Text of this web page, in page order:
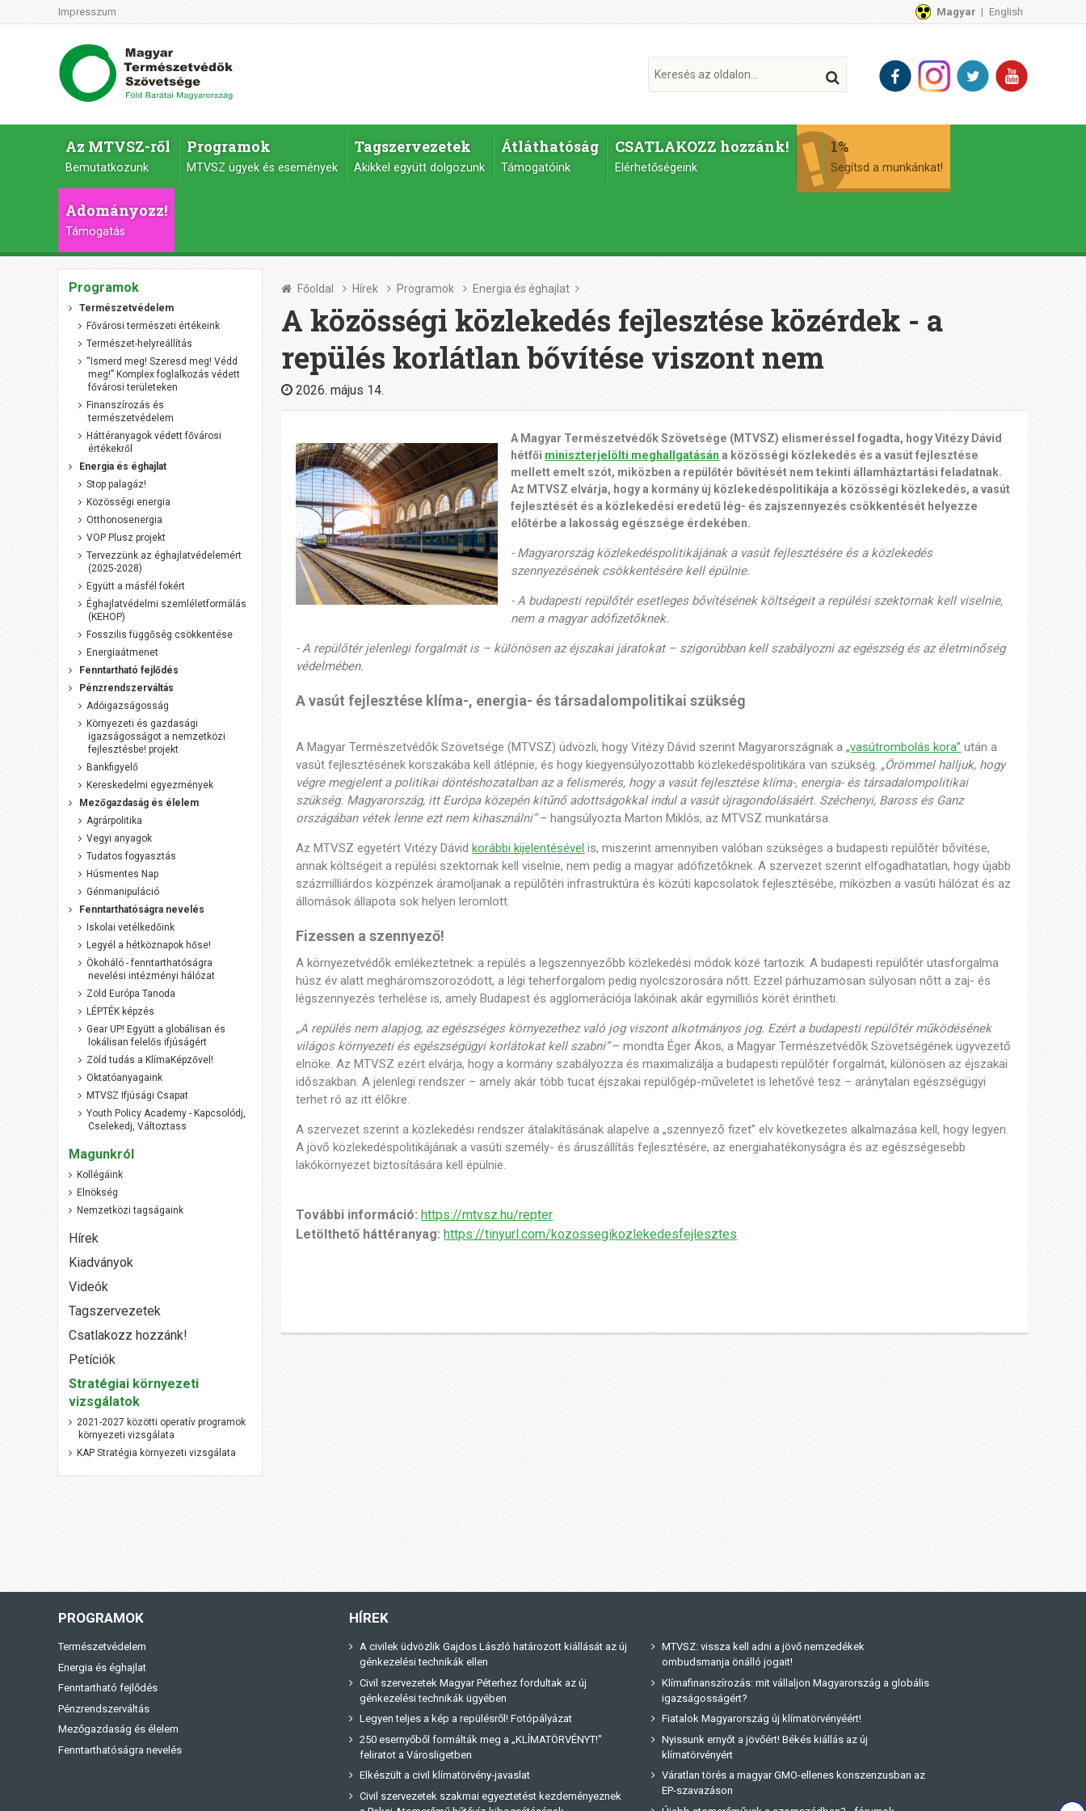
Impresszum Magyar English
Az MTVSZ-ről
Bemutatkozunk
Programok
MTVSZ ügyek és események
Tagszervezetek
Akikkel együtt dolgozunk
Átláthatóság
Támogatóink
CSATLAKOZZ hozzánk!
Elérhetőségeink
1%
Segítsd a munkánkat!
Adományozz!
Támogatás
Főoldal Hírek Programok Energia és éghajlat
A közösségi közlekedés fejlesztése közérdek - a
repülés korlátlan bővítése viszont nem
2026. május 14.
A Magyar Természetvédők Szövetsége (MTVSZ) elismeréssel fogadta, hogy Vitézy Dávid
hétfői miniszterjelölti meghallgatásán a közösségi közlekedés és a vasút fejlesztése
mellett emelt szót, miközben a repülőtér bővítését nem tekinti államháztartási feladatnak.
Az MTVSZ elvárja, hogy a kormány új közlekedéspolitikája a közösségi közlekedés, a vasút
fejlesztését és a közlekedési eredetű lég- és zajszennyezés csökkentését helyezze
előtérbe a lakosság egészsége érdekében.
- Magyarország közlekedéspolitikájának a vasút fejlesztésére és a közlekedés
szennyezésének csökkentésére kell épülnie.
- A budapesti repülőtér esetleges bővítésének költségeit a repülési szektornak kell viselnie,
nem a magyar adófizetőknek.
- A repülőtér jelenlegi forgalmát is – különösen az éjszakai járatokat – szigorúbban kell szabályozni az egészség és az életminőség
védelmében.
A vasút fejlesztése klíma-, energia- és társadalompolitikai szükség
A Magyar Természetvédők Szövetsége (MTVSZ) üdvözli, hogy Vitézy Dávid szerint Magyarországnak a„vasútrombolás kora” után a
vasút fejlesztésének korszakába kell átlépnie, és hogy kiegyensúlyozottabb közlekedéspolitikára van szükség. „Örömmel halljuk, hogy
végre megjelent a politikai döntéshozatalban az a felismerés, hogy a vasút fejlesztése klíma-, energia- és társadalompolitikai
szükség. Magyarország, itt Európa közepén kitűnő adottságokkal indul a vasút újragondolásáért. Széchenyi, Baross és Ganz
országában vétek lenne ezt nem kihasználni”– hangsúlyozta Marton Miklós, az MTVSZ munkatársa.
Az MTVSZ egyetért Vitézy Dávidkorábbi kijelentésével is, miszerint amennyiben valóban szükséges a budapesti repülőtér bővítése,
annak költségeit a repülési szektornak kell viselnie, nem pedig a magyar adófizetőknek. A szervezet szerint elfogadhatatlan, hogy újabb
százmilliárdos közpénzek áramoljanak a repülőtéri infrastruktúra és közúti kapcsolatok fejlesztésébe, miközben a vasúti hálózat és az
állomások állapota sok helyen leromlott.
Fizessen a szennyező!
A környezetvédők emlékeztetnek: a repülés a legszennyezőbb közlekedési módok közé tartozik. A budapesti repülőtér utasforgalma
húsz év alatt megháromszorozódott, a légi teherforgalom pedig nyolcszorosára nőtt. Ezzel párhuzamosan súlyosan nőtt a zaj- és
légszennyezés terhelése is, amely Budapest és agglomerációja lakóinak akár egymilliós körét érintheti.
„A repülés nem alapjog, az egészséges környezethez való jog viszont alkotmányos jog. Ezért a budapesti repülőtér működésének
világos környezeti és egészségügyi korlátokat kell szabni”– mondta Éger Ákos, a Magyar Természetvédők Szövetségének ügyvezető
elnöke. Az MTVSZ ezért elvárja, hogy a kormány szabályozza és maximalizálja a budapesti repülőtér forgalmát, különösen az éjszakai
időszakban. A jelenlegi rendszer – amely akár több tucat éjszakai repülőgép-műveletet is lehetővé tesz – aránytalan egészségügyi
terhet ró az itt élőkre.
A szervezet szerint a közlekedési rendszer átalakításának alapelve a „szennyező fizet” elv következetes alkalmazása kell, hogy legyen.
A jövő közlekedéspolitikájának a vasúti személy- és áruszállítás fejlesztésére, az energiahatékonyságra és az egészségesebb
lakókörnyezet biztosítására kell épülnie.
További információ:https://mtvsz.hu/repter
Letölthető háttéranyag: https://tinyurl.com/kozossegikozlekedesfejlesztes
Programok
Természetvédelem
Fővárosi természeti értékeink
Természet-helyreállítás
“Ismerd meg! Szeresd meg! Védd
meg!” Komplex foglalkozás védett
fővárosi területeken
Finanszírozás és
természetvédelem
Háttéranyagok védett fővárosi
értékekről
Energia és éghajlat
Stop palagáz!
Közösségi energia
Otthonosenergia
VOP Plusz projekt
Tervezzünk az éghajlatvédelemért
(2025-2028)
Együtt a másfél fokért
Éghajlatvédelmi szemléletformálás
(KEHOP)
Fosszilis függőség csökkentése
Energiaátmenet
Fenntartható fejlődés
Pénzrendszerváltás
Adóigazságosság
Környezeti és gazdasági
igazságosságot a nemzetközi
fejlesztésbe! projekt
Bankfigyelő
Kereskedelmi egyezmények
Mezőgazdaság és élelem
Agrárpolitika
Vegyi anyagok
Tudatos fogyasztás
Húsmentes Nap
Génmanipuláció
Fenntarthatóságra nevelés
Iskolai vetélkedőink
Legyél a hétköznapok hőse!
Ökoháló - fenntarthatóságra
nevelési intézményi hálózat
Zöld Európa Tanoda
LÉPTÉK képzés
Gear UP! Együtt a globálisan és
lokálisan felelős ifjúságért
Zöld tudás a KlímaKépzővel!
Oktatóanyagaink
MTVSZ Ifjúsági Csapat
Youth Policy Academy - Kapcsolódj,
Cselekedj, Változtass
Magunkról
Kollégáink
Elnökség
Nemzetközi tagságaink
Hírek
Kiadványok
Videók
Tagszervezetek
Csatlakozz hozzánk!
Petíciók
Stratégiai környezeti
vizsgálatok
2021-2027 közötti operatív programok
környezeti vizsgálata
KAP Stratégia környezeti vizsgálata
PROGRAMOK
Természetvédelem
Energia és éghajlat
Fenntartható fejlődés
Pénzrendszerváltás
Mezőgazdaság és élelem
Fenntarthatóságra nevelés
HÍREK
A civilek üdvözlik Gajdos László határozott kiállását az új
génkezelési technikák ellen
Civil szervezetek Magyar Péterhez fordultak az új
génkezelési technikák ügyében
Legyen teljes a kép a repülésről! Fotópályázat
250 esernyőből formálták meg a „KLÍMATÖRVÉNYT!"
feliratot a Városligetben
Elkészült a civil klímatörvény-javaslat
Civil szervezetek szakmai egyeztetést kezdeményeznek
MTVSZ: vissza kell adni a jövő nemzedékek
ombudsmanja önálló jogait!
Klímafinanszírozás: mit vállaljon Magyarország a globális
igazságosságért?
Fiatalok Magyarország új klímatörvényéért!
Nyissunk ernyőt a jövőért! Békés kiállás az új
klímatörvényért
Váratlan törés a magyar GMO-ellenes konszenzusban az
EP-szavazáson